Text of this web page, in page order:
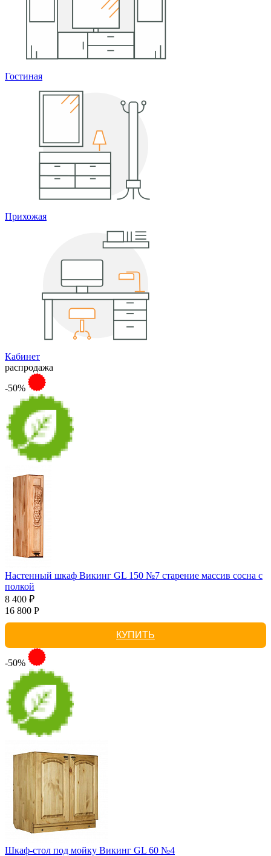
Гостиная
Прихожая
Кабинет
распродажа
-50%
Настенный шкаф Викинг GL 150 №7 старение массив сосна с
полкой
8 400 ₽
16 800 Р
КУПИТЬ
-50%
Шкаф-стол под мойку Викинг GL 60 №4